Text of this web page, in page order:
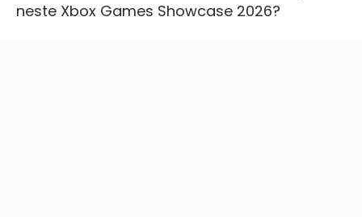
neste Xbox Games Showcase 2026?